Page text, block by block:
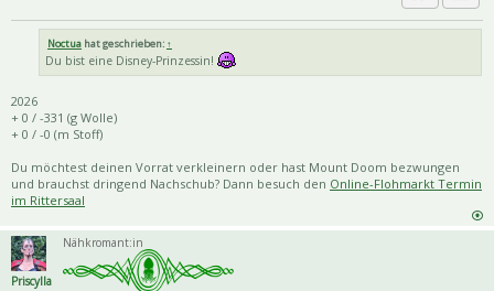
Zitat
Noctua hat geschrieben: ↑
Du bist eine Disney-Prinzessin!
2026
+ 0 / -331 (g Wolle)
+ 0 / -0 (m Stoff)
Du möchtest deinen Vorrat verkleinern oder hast Mount Doom bezwungen
und brauchst dringend Nachschub? Dann besuch den Online-Flohmarkt Termin
im Rittersaal
Priscylla
Nähkromant:in